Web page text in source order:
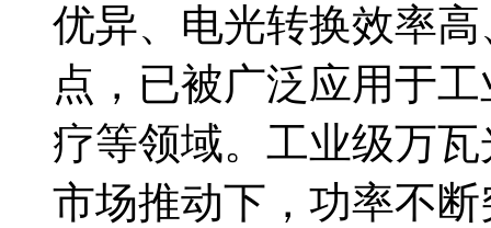
优异、电光转换效率
点，已被广泛应用于
疗等领域。工业级万
市场推动下，功率不